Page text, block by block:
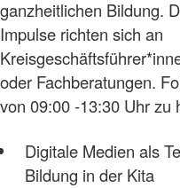
ganzheitlichen Bildung.
Impulse richten sich an
oder Fachberatungen.
von 09:00 -13:30 Uhr zu
Digitale Medien als
Bildung in der Kita